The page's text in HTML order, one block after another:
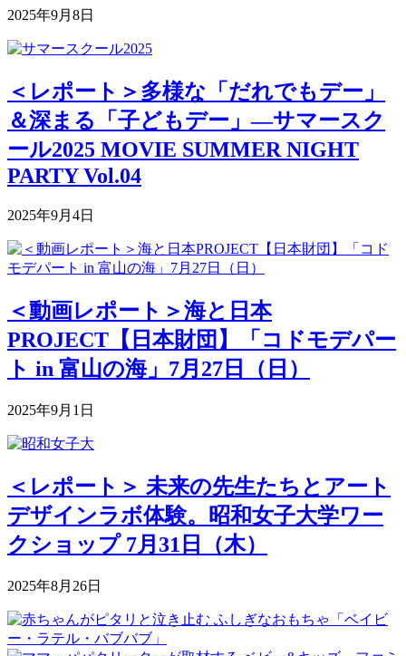
2025年9月8日
＜レポート＞多様な「だれでもデー」
＆深まる「子どもデー」―サマースク
ール2025 MOVIE SUMMER NIGHT
PARTY Vol.04
2025年9月4日
＜動画レポート＞海と日本
PROJECT【日本財団】「コドモデパー
ト in 富山の海」7月27日（日）
2025年9月1日
＜レポート＞ 未来の先生たちとアート
デザインラボ体験。昭和女子大学ワー
クショップ 7月31日（木）
2025年8月26日